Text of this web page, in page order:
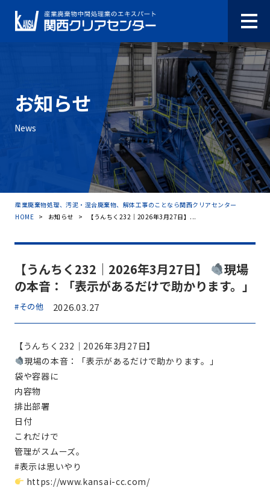
お知らせ
News
産業廃棄物処理、汚泥・混合廃棄物、解体工事のことなら関西クリアセンター
HOME > お知らせ > 【うんちく232｜2026年3月27日】...
【うんちく232｜2026年3月27日】
現場
の本音：「表示があるだけで助かります。」
#その他 2026.03.27
【うんちく232｜2026年3月27日】
現場の本音：「表示があるだけで助かります。」
袋や容器に
内容物
排出部署
日付
これだけで
管理がスムーズ。
#表示は思いやり
https://www.kansai-cc.com/